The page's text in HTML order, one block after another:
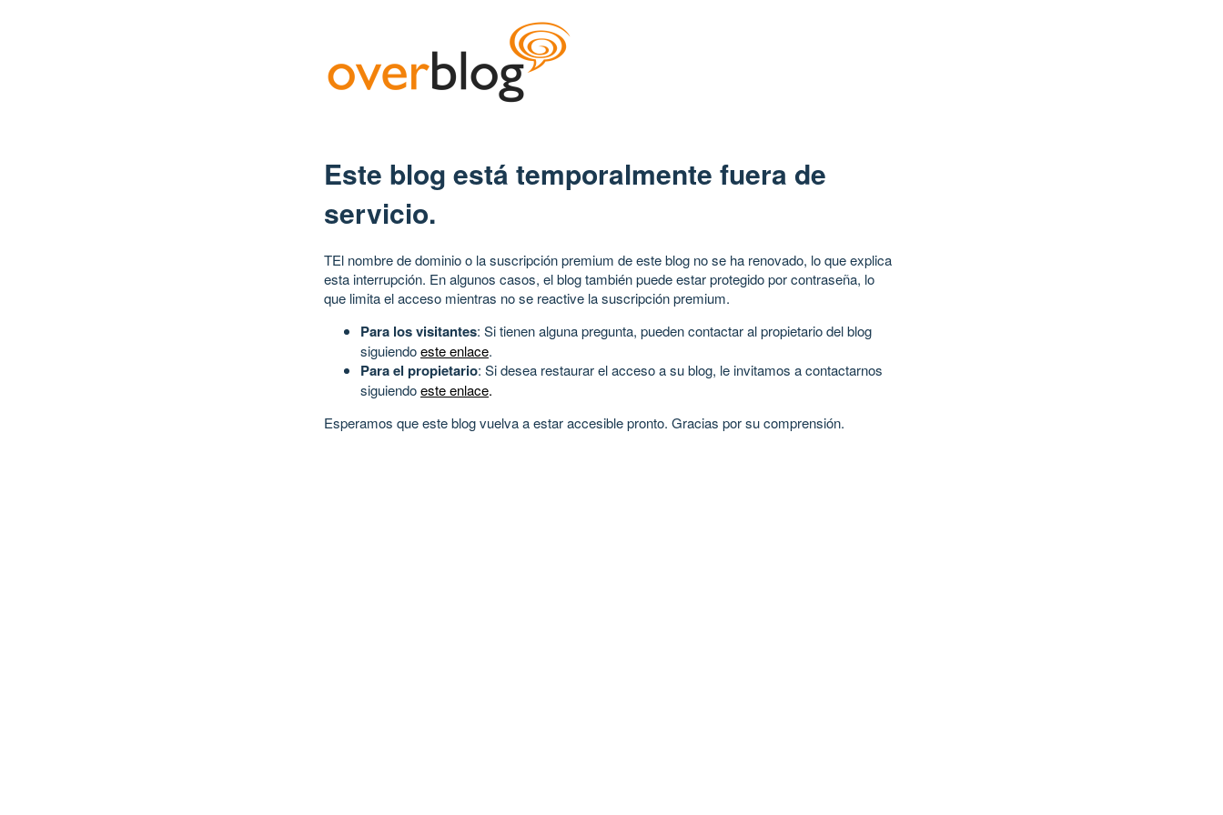
Este blog está temporalmente fuera de
servicio.
TEl nombre de dominio o la suscripción premium de este blog no se ha renovado, lo que explica
esta interrupción. En algunos casos, el blog también puede estar protegido por contraseña, lo
que limita el acceso mientras no se reactive la suscripción premium.
Para los visitantes: Si tienen alguna pregunta, pueden contactar al propietario del blog
siguiendoeste enlace.
Para el propietario: Si desea restaurar el acceso a su blog, le invitamos a contactarnos
siguiendoeste enlace.
Esperamos que este blog vuelva a estar accesible pronto. Gracias por su comprensión.